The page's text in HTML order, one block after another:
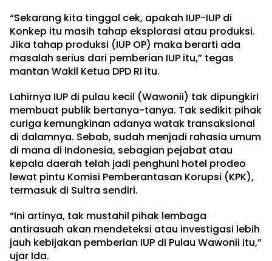
“Sekarang kita tinggal cek, apakah IUP-IUP di
Konkep itu masih tahap eksplorasi atau produksi.
Jika tahap produksi (IUP OP) maka berarti ada
masalah serius dari pemberian IUP itu,” tegas
mantan Wakil Ketua DPD RI itu.
Lahirnya IUP di pulau kecil (Wawonii) tak dipungkiri
membuat publik bertanya-tanya. Tak sedikit pihak
curiga kemungkinan adanya watak transaksional
di dalamnya. Sebab, sudah menjadi rahasia umum
di mana di Indonesia, sebagian pejabat atau
kepala daerah telah jadi penghuni hotel prodeo
lewat pintu Komisi Pemberantasan Korupsi (KPK),
termasuk di Sultra sendiri.
“Ini artinya, tak mustahil pihak lembaga
antirasuah akan mendeteksi atau investigasi lebih
jauh kebijakan pemberian IUP di Pulau Wawonii itu,”
ujar Ida.